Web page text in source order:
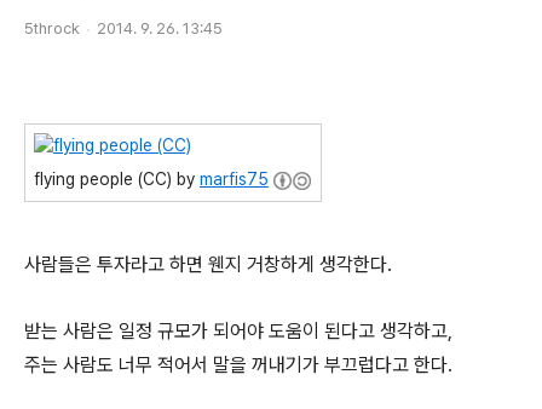
5throck 2014. 9. 26. 13:45
flying people (CC) by marfis75
사람들은 투자라고 하면 웬지 거창하게 생각한다.
받는 사람은 일정 규모가 되어야 도움이 된다고 생각하고,
주는 사람도 너무 적어서 말을 꺼내기가 부끄럽다고 한다.